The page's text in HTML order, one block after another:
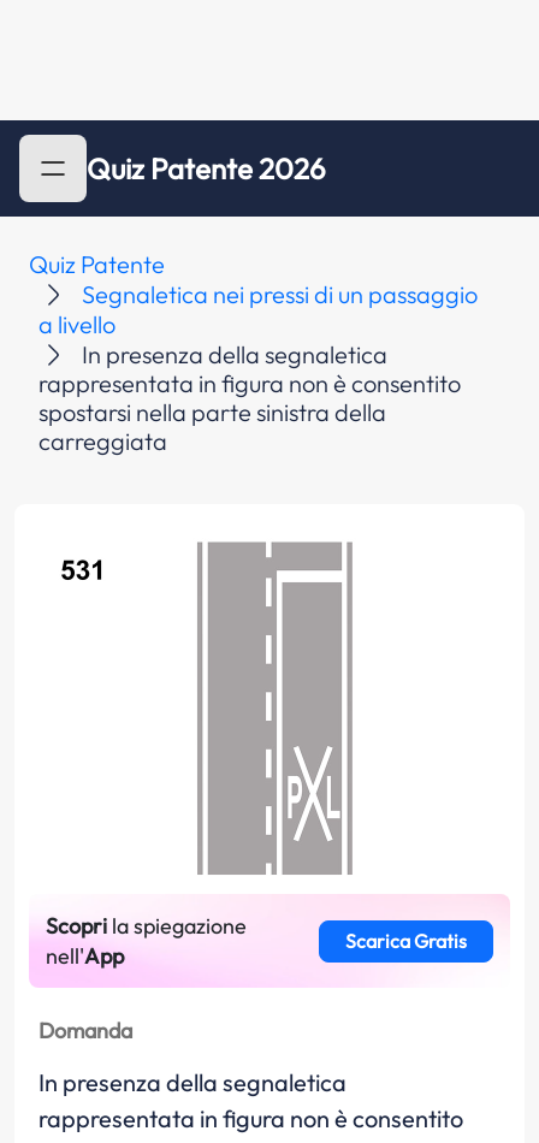
Quiz Patente 2026
Quiz Patente
Segnaletica nei pressi di un passaggio
a livello
In presenza della segnaletica
rappresentata in figura non è consentito
spostarsi nella parte sinistra della
carreggiata
Scopri la spiegazione
nell'App
Scarica Gratis
Domanda
In presenza della segnaletica
rappresentata in figura non è consentito